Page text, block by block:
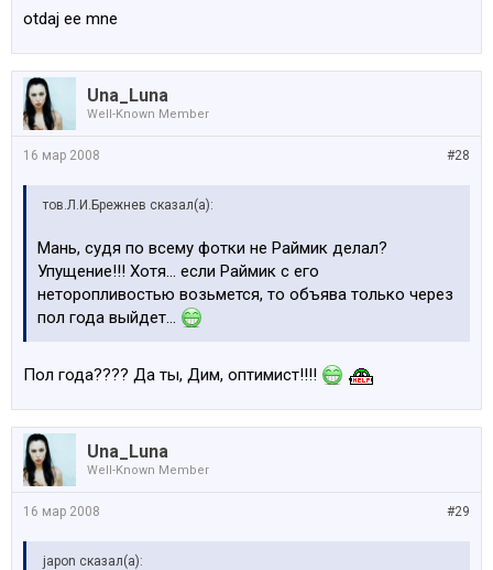
других машин этой же модели в объявлениях пробег
раза 2 выше.
Короче, что делать???????
otdaj ee mne
Una_Luna
Well-Known Member
#28
16 мар 2008
тов.Л.И.Брежнев сказал(а):
Мань, судя по всему фотки не Раймик делал?
Упущение!!! Хотя... если Раймик с его
неторопливостью возьмется, то объява только через
пол года выйдет...
Пол года???? Да ты, Дим, оптимист!!!!
Una_Luna
Well-Known Member
#29
16 мар 2008
japon сказал(а):